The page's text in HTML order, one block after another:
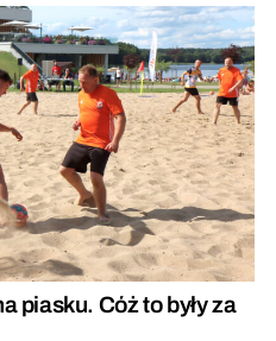
piasku. Cóż to były za